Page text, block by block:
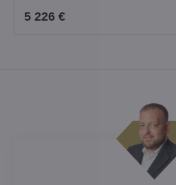
5 226 €